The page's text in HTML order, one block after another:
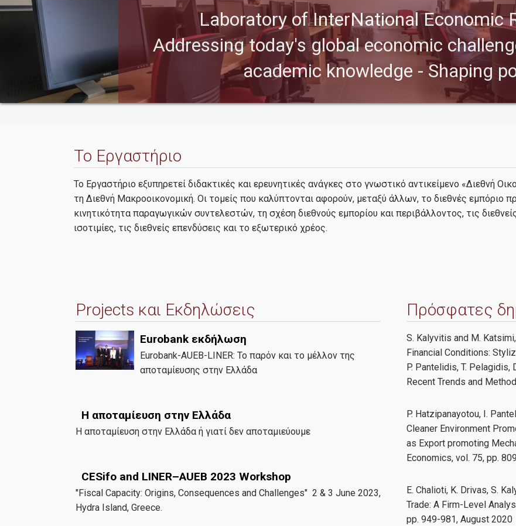
Laboratory of InterNational Economic
Addressing today's global economic
academic knowledge - Shaping
Το Εργαστήριο
Το Εργαστήριο εξυπηρετεί διδακτικές και ερευνητικές ανάγκες στο γνωστικό αντικείμενο «Διεθνή
τη Διεθνή Μακροοικονομική. Οι τομείς που καλύπτονται αφορούν, μεταξύ άλλων, το διεθνές εμπόριο
κινητικότητα παραγωγικών συντελεστών, τη σχέση διεθνούς εμπορίου και περιβάλλοντος, τις
ισοτιμίες, τις διεθνείς επενδύσεις και το εξωτερικό χρέος.
Projects και Εκδηλώσεις
Eurobank εκδήλωση
Eurobank-AUEB-LINER: Το παρόν και το μέλλον της
αποταμίευσης στην Ελλάδα
Η αποταμίευση στην Ελλάδα
Η αποταμίευση στην Ελλάδα ή γιατί δεν αποταμιεύουμε
CESifo and LINER–AUEB 2023 Workshop
"Fiscal Capacity: Origins, Consequences and Challenges" 2 & 3 June 2023,
Hydra Island, Greece.
Πρόσφατες
S. Kalyvitis and M.
Financial Conditions:
P. Pantelidis, T. Pelagidis,
Recent Trends and
P. Hatzipanayotou, I.
Cleaner Environment
as Export promoting
Economics, vol. 75, pp.
E. Chalioti, K. Drivas, S.
Trade: A Firm-Level
pp. 949-981, August 2020